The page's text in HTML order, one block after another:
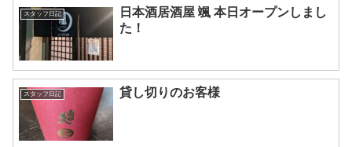
スタッフ日記
日本酒居酒屋 颯 本日オープンしまし
た！
スタッフ日記 貸し切りのお客様